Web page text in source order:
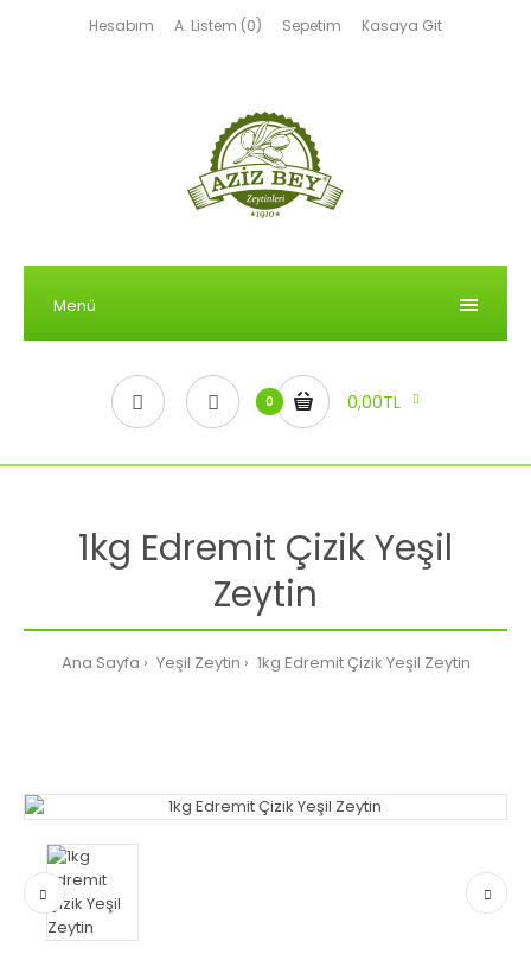
Hesabım A. Listem (0) Sepetim Kasaya Git
Menü
0 0,00TL
1kg Edremit Çizik Yeşil
Zeytin
Ana Sayfa Yeşil Zeytin 1kg Edremit Çizik Yeşil Zeytin